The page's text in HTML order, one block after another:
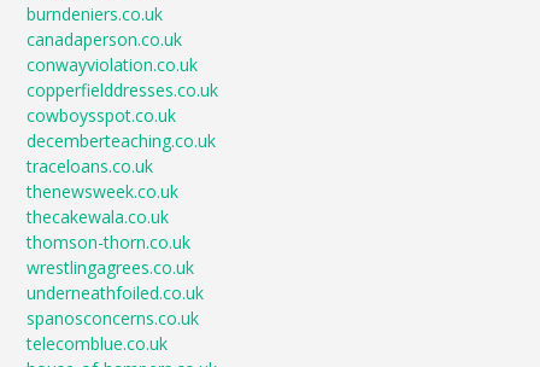
burndeniers.co.uk
canadaperson.co.uk
conwayviolation.co.uk
copperfielddresses.co.uk
cowboysspot.co.uk
decemberteaching.co.uk
traceloans.co.uk
thenewsweek.co.uk
thecakewala.co.uk
thomson-thorn.co.uk
wrestlingagrees.co.uk
underneathfoiled.co.uk
spanosconcerns.co.uk
telecomblue.co.uk